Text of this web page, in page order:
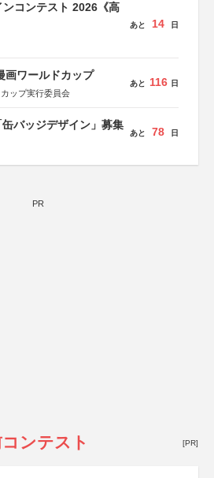
コンテスト 2026《高
あと 14 日
画ワールドカップ
ップ実行委員会
あと 116 日
バッジデザイン」募集
あと 78 日
PR
ンテスト [PR]